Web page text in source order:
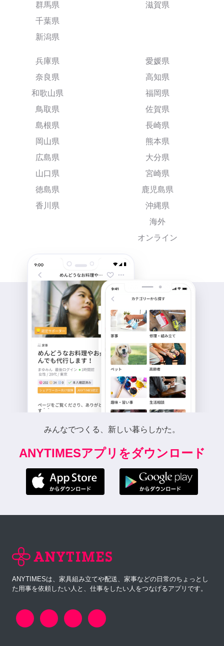
群馬県
千葉県
新潟県
滋賀県
兵庫県
奈良県
和歌山県
鳥取県
島根県
岡山県
広島県
山口県
徳島県
香川県
愛媛県
高知県
福岡県
佐賀県
長崎県
熊本県
大分県
宮崎県
鹿児島県
沖縄県
海外
オンライン
みんなでつくる、新しい暮らしかた。
ANYTIMESアプリをダウンロード
ANYTIMESは、家具組み立てや配送、家事などの日常のちょっとし
た用事を依頼したい人と、仕事をしたい人をつなげるアプリです。